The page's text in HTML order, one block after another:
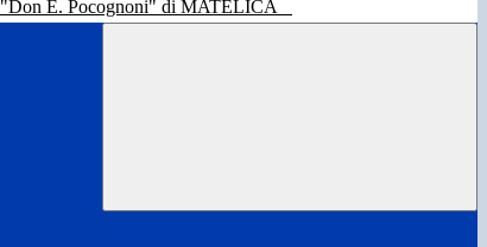
"Don E. Pocognoni" di MATELICA